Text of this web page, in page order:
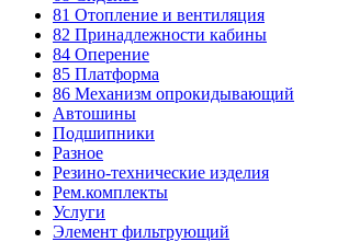
81 Отопление и вентиляция
82 Принадлежности кабины
84 Оперение
85 Платформа
86 Механизм опрокидывающий
Автошины
Подшипники
Разное
Резино-технические изделия
Рем.комплекты
Услуги
Элемент фильтрующий